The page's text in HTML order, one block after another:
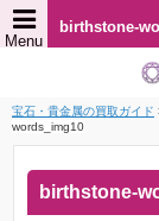
birthstone-
Menu
宝石・貴金属の買取ガイド
words_img10
birthstone-